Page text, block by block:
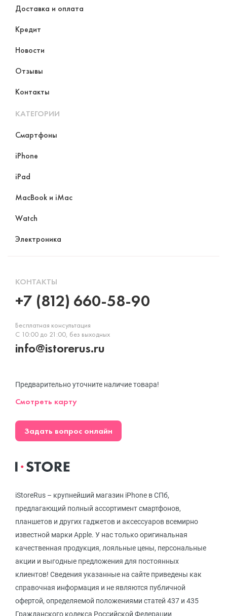
iStoreRus – крупнейший магазин iPhone в СПб,
предлагающий полный ассортимент смартфонов,
планшетов и других гаджетов и аксессуаров всемирно
известной марки Apple. У нас только оригинальная
качественная продукция, лояльные цены, персональные
акции и выгодные предложения для постоянных
клиентов! Сведения указанные на сайте приведены как
справочная информация и не являются публичной
офертой, определяемой положениями статей 437 и 435
Гражданского кодекса Российской Федерации
Доставка и оплата
Кредит
Новости
Отзывы
Контакты
КАТЕГОРИИ
Смартфоны
iPhone
iPad
MacBook и iMac
Watch
Электроника
КОНТАКТЫ
+7 (812) 660-58-90
Бесплатная консультация
С 10:00 до 21:00, без выходных
info@istorerus.ru
Предварительно уточните наличие товара!
Смотреть карту
Задать вопрос онлайн